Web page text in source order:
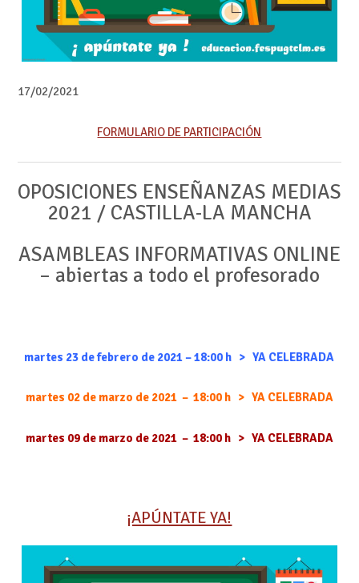
17/02/2021
FORMULARIO DE PARTICIPACIÓN
OPOSICIONES ENSEÑANZAS MEDIAS
2021 / CASTILLA-LA MANCHA
ASAMBLEAS INFORMATIVAS ONLINE
– abiertas a todo el profesorado
martes 23 de febrero de 2021 – 18:00 h > YA CELEBRADA
martes 02 de marzo de 2021 – 18:00 h > YA CELEBRADA
martes 09 de marzo de 2021 – 18:00 h > YA CELEBRADA
¡APÚNTATE YA!